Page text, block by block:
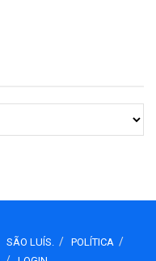
SÃO LUÍS.
POLÍTICA